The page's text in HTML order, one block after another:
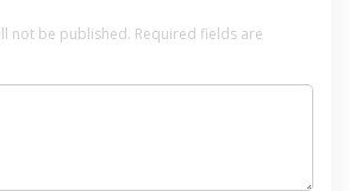
not be published. Required fields are